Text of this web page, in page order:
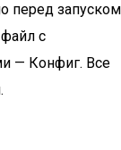
перед запуском
с
— Конфиг. Все